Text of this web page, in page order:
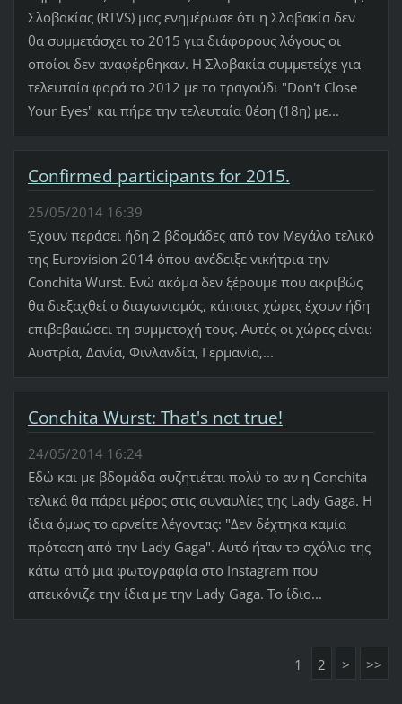
Σλοβακίας (RTVS) μας ενημέρωσε ότι η Σλοβακία δεν
θα συμμετάσχει το 2015 για διάφορους λόγους οι
οποίοι δεν αναφέρθηκαν. Η Σλοβακία συμμετείχε για
τελευταία φορά το 2012 με το τραγούδι "Don't Close
Your Eyes" και πήρε την τελευταία θέση (18η) με...
Confirmed participants for 2015.
25/05/2014 16:39
Έχουν περάσει ήδη 2 βδομάδες από τον Μεγάλο τελικό
της Eurovision 2014 όπου ανέδειξε νικήτρια την
Conchita Wurst. Ενώ ακόμα δεν ξέρουμε που ακριβώς
θα διεξαχθεί ο διαγωνισμός, κάποιες χώρες έχουν ήδη
επιβεβαιώσει τη συμμετοχή τους. Αυτές οι χώρες είναι:
Αυστρία, Δανία, Φινλανδία, Γερμανία,...
Conchita Wurst: That's not true!
24/05/2014 16:24
Εδώ και με βδομάδα συζητιέται πολύ το αν η Conchita
τελικά θα πάρει μέρος στις συναυλίες της Lady Gaga. H
ίδια όμως το αρνείτε λέγοντας: "Δεν δέχτηκα καμία
πρόταση από την Lady Gaga". Αυτό ήταν το σχόλιο της
κάτω από μια φωτογραφία στο Instagram που
απεικόνιζε την ίδια με την Lady Gaga. Το ίδιο...
1 2 > >>